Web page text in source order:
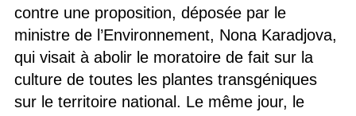
contre une proposition, déposée par le
ministre de l’Environnement, Nona Karadjova,
qui visait à abolir le moratoire de fait sur la
culture de toutes les plantes transgéniques
sur le territoire national. Le même jour, le